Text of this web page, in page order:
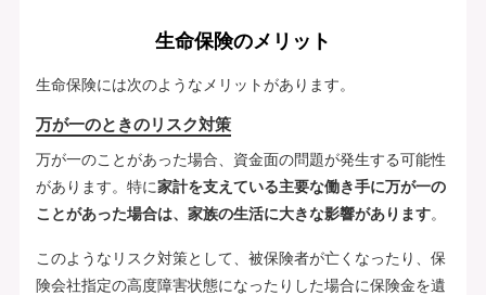
生命保険のメリット
生命保険には次のようなメリットがあります。
万が一のときのリスク対策
万が一のことがあった場合、資金面の問題が発生する可能性
があります。特に家計を支えている主要な働き手に万が一の
ことがあった場合は、家族の生活に大きな影響があります。
このようなリスク対策として、被保険者が亡くなったり、保
険会社指定の高度障害状態になったりした場合に保険金を遺